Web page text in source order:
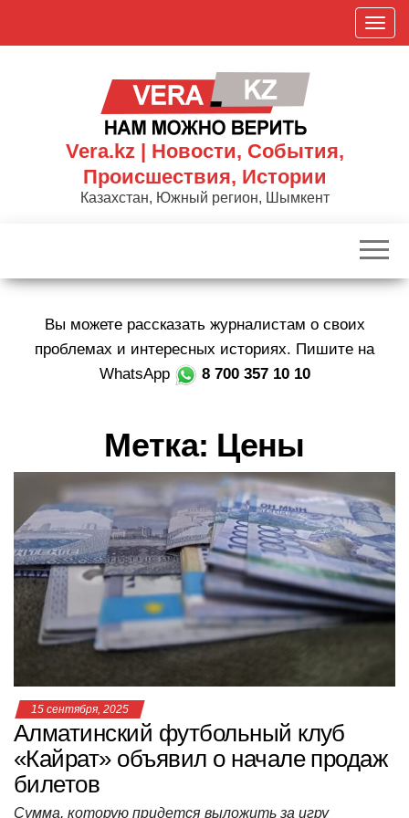
П
о
к
р
ц
и
ю
Vera.kz | Новости, События,
Происшествия, Истории
Казахстан, Южный регион, Шымкент
Вы можете рассказать журналистам о своих
проблемах и интересных историях. Пишите на
WhatsApp
8 700 357 10 10
Метка: Цены
15 сентября, 2025
Алматинский футбольный клуб
«Кайрат» объявил о начале продаж
билетов
Сумма, которую придется выложить за игру